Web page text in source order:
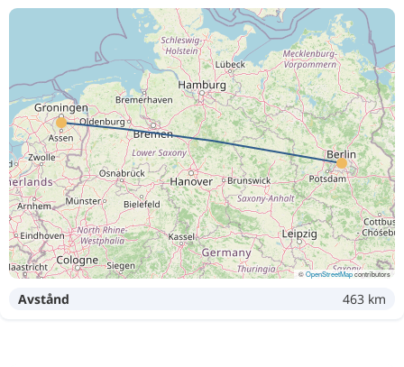
©OpenStreetMapcontributors
Avstånd 463 km